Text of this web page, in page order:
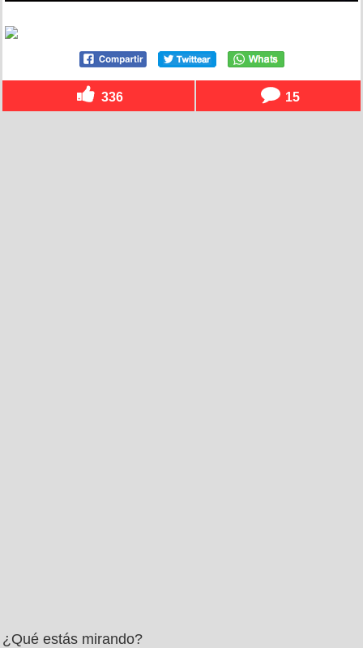
336 15
¿Qué estás mirando?